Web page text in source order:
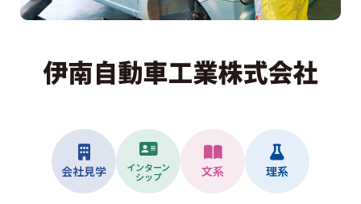
会社見学 インターン
シップ 文系 理系